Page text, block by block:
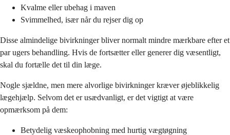
Kvalme eller ubehag i maven
Svimmelhed, især når du rejser dig op
Disse almindelige bivirkninger bliver normalt mindre mærkbare efter et
par ugers behandling. Hvis de fortsætter eller generer dig væsentligt,
skal du fortælle det til din læge.
Nogle sjældne, men mere alvorlige bivirkninger kræver øjeblikkelig
lægehjælp. Selvom det er usædvanligt, er det vigtigt at være
opmærksom på dem:
Betydelig væskeophobning med hurtig vægtøgning